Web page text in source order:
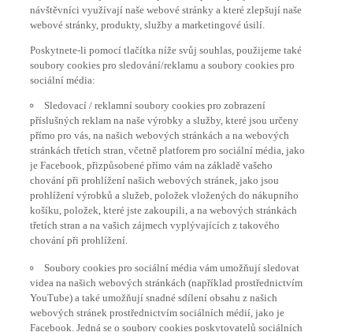
návštěvníci využívají naše webové stránky a které zlepšují naše
webové stránky, produkty, služby a marketingové úsilí.
Poskytnete-li pomocí tlačítka níže svůj souhlas, použijeme také
soubory cookies pro sledování/reklamu a soubory cookies pro
sociální média:
Sledovací / reklamní soubory cookies pro zobrazení
příslušných reklam na naše výrobky a služby, které jsou určeny
přímo pro vás, na našich webových stránkách a na webových
stránkách třetích stran, včetně platforem pro sociální média, jako
je Facebook, přizpůsobené přímo vám na základě vašeho
chování při prohlížení našich webových stránek, jako jsou
prohlížení výrobků a služeb, položek vložených do nákupního
košíku, položek, které jste zakoupili, a na webových stránkách
třetích stran a na vašich zájmech vyplývajících z takového
chování při prohlížení.
Soubory cookies pro sociální média vám umožňují sledovat
videa na našich webových stránkách (například prostřednictvím
YouTube) a také umožňují snadné sdílení obsahu z našich
webových stránek prostřednictvím sociálních médií, jako je
Facebook. Jedná se o soubory cookies poskytovatelů sociálních